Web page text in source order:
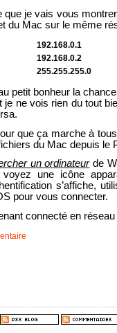
je vais vous
du Mac sur le même
192.168.0.1
192.168.0.2
255.255.255.0
petit bonheur la
ne vois rien du tout
que ça marche à
du Mac depuis le
un ordinateurde
une icône
s’affiche,
pour vous connecter.
connecté en